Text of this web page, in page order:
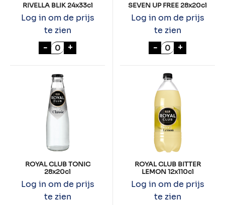
RIVELLA BLIK 24x33cl
Log in om de prijs
te zien
- RIVELLA BLIK 24x33cl aantal
+
SEVEN UP FREE 28x20cl
Log in om de prijs
te zien
- SEVEN UP
+
ROYAL CLUB TONIC
28x20cl
Log in om de prijs
te zien
ROYAL CLUB BITTER
LEMON 12x110cl
Log in om de prijs
te zien